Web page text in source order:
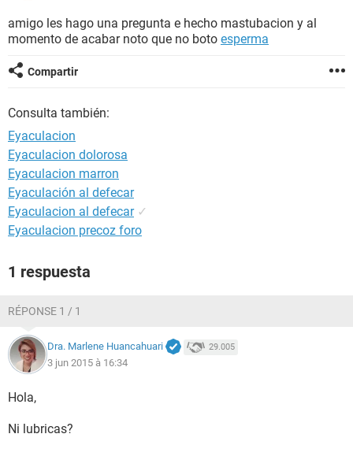
BIENESTAR
SEXUALIDAD
GLOSARIO
amigo les hago una pregunta e hecho mastubacion y al
momento de acabar noto que no boto esperma
Compartir
Consulta también:
Eyaculacion
Eyaculacion dolorosa
Eyaculacion marron
Eyaculación al defecar
Eyaculacion al defecar ✓
Eyaculacion precoz foro
1 respuesta
RÉPONSE 1 / 1
Dra. Marlene Huancahuari 29.005
3 jun 2015 à 16:34
Hola,
Ni lubricas?